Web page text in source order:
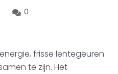
0
frisse lentegeuren
te zijn. Het